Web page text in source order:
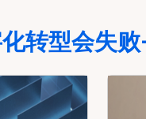
化转型会失